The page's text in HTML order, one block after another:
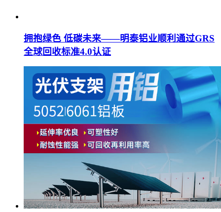
拥抱绿色 低碳未来——明泰铝业顺利通过GRS
全球回收标准4.0认证